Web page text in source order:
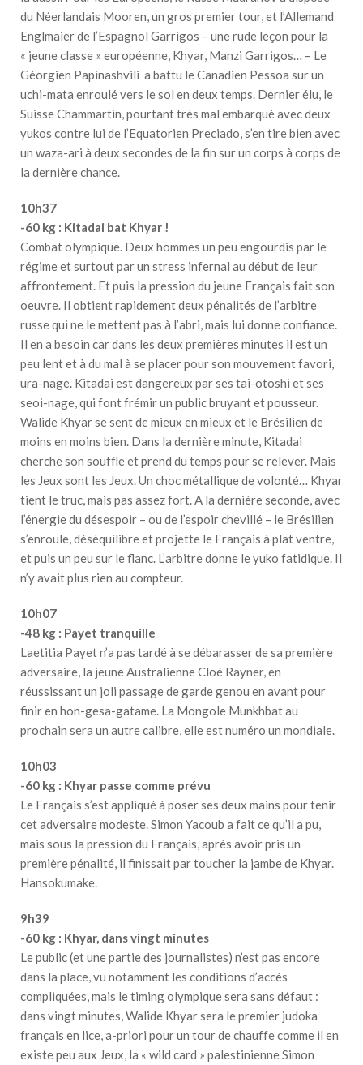
du Néerlandais Mooren, un gros premier tour, et l’Allemand
Englmaier de l’Espagnol Garrigos – une rude leçon pour la
« jeune classe » européenne, Khyar, Manzi Garrigos… – Le
Géorgien Papinashvili a battu le Canadien Pessoa sur un
uchi-mata enroulé vers le sol en deux temps. Dernier élu, le
Suisse Chammartin, pourtant très mal embarqué avec deux
yukos contre lui de l’Equatorien Preciado, s’en tire bien avec
un waza-ari à deux secondes de la fin sur un corps à corps de
la dernière chance.
10h37
-60 kg : Kitadai bat Khyar !
Combat olympique. Deux hommes un peu engourdis par le
régime et surtout par un stress infernal au début de leur
affrontement. Et puis la pression du jeune Français fait son
oeuvre. Il obtient rapidement deux pénalités de l’arbitre
russe qui ne le mettent pas à l’abri, mais lui donne confiance.
Il en a besoin car dans les deux premières minutes il est un
peu lent et à du mal à se placer pour son mouvement favori,
ura-nage. Kitadai est dangereux par ses tai-otoshi et ses
seoi-nage, qui font frémir un public bruyant et pousseur.
Walide Khyar se sent de mieux en mieux et le Brésilien de
moins en moins bien. Dans la dernière minute, Kitadai
cherche son souffle et prend du temps pour se relever. Mais
les Jeux sont les Jeux. Un choc métallique de volonté… Khyar
tient le truc, mais pas assez fort. A la dernière seconde, avec
l’énergie du désespoir – ou de l’espoir chevillé – le Brésilien
s’enroule, déséquilibre et projette le Français à plat ventre,
et puis un peu sur le flanc. L’arbitre donne le yuko fatidique. Il
n’y avait plus rien au compteur.
10h07
-48 kg : Payet tranquille
Laetitia Payet n’a pas tardé à se débarasser de sa première
adversaire, la jeune Australienne Cloé Rayner, en
réussissant un joli passage de garde genou en avant pour
finir en hon-gesa-gatame. La Mongole Munkhbat au
prochain sera un autre calibre, elle est numéro un mondiale.
10h03
-60 kg : Khyar passe comme prévu
Le Français s’est appliqué à poser ses deux mains pour tenir
cet adversaire modeste. Simon Yacoub a fait ce qu’il a pu,
mais sous la pression du Français, après avoir pris un
première pénalité, il finissait par toucher la jambe de Khyar.
Hansokumake.
9h39
-60 kg : Khyar, dans vingt minutes
Le public (et une partie des journalistes) n’est pas encore
dans la place, vu notamment les conditions d’accès
compliquées, mais le timing olympique sera sans défaut :
dans vingt minutes, Walide Khyar sera le premier judoka
français en lice, a-priori pour un tour de chauffe comme il en
existe peu aux Jeux, la « wild card » palestinienne Simon